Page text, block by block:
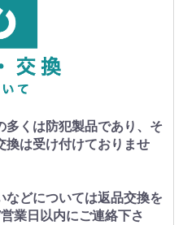
多くは防犯製品であり、そ
換は受け付けておりませ
どについては返品交換を
業日以内にご連絡下さ